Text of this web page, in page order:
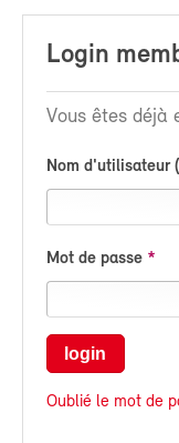
Login
Vous êtes déjà
Nom d'utilisateur
Mot de passe
login
Oublié le mot de